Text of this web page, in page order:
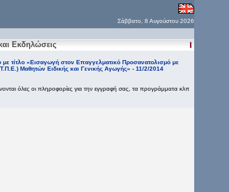
Σάββατο, 8 Αυγούστου 2026
Εκδηλώσεις
τίτλο «Εισαγωγή στον Επαγγελματικό Προσανατολισμό με
Μαθητών Ειδικής και Γενικής Αγωγής» - 11/2/2014
όλες οι πληροφορίες για την εγγραφή σας, τα προγράμματα κλπ